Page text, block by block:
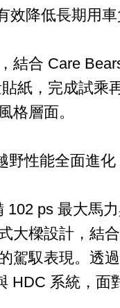
效降低長期用
結合 Care
紙，完成試乘
格層面。
野性能全面進化
102 ps 最大馬
大樑設計，結
駕馭表現。透
HDC 系統，面